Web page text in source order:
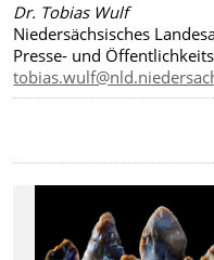
Dr. Tobias Wulf
Niedersächsisches
Presse- und